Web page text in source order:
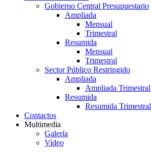
Gobierno Central Presupuestario
Ampliada
Mensual
Trimestral
Resumida
Mensual
Trimestral
Sector Público Restringido
Ampliada
Ampliada Trimestral
Resumida
Resumida Trimestral
Contactos
Multimedia
Galería
Video